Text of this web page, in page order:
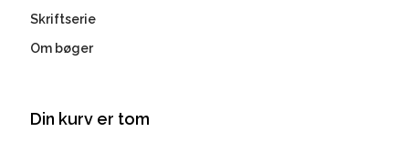
Skriftserie
Om bøger
Din kurv er tom